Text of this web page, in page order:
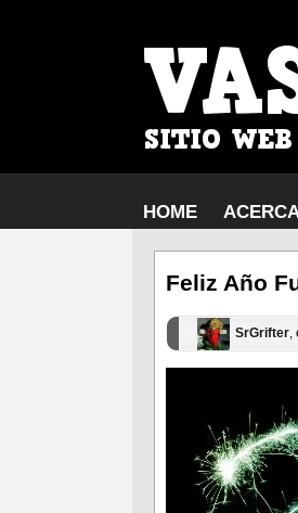
HOME
Feliz Año
SrGrifter,